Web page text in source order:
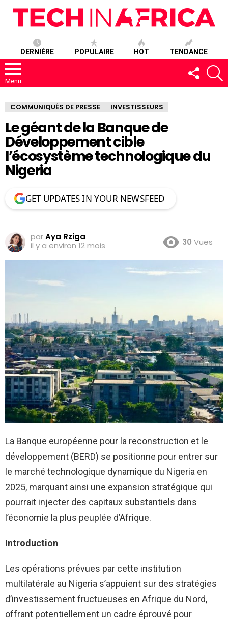
DERNIÈRE POPULAIRE HOT TENDANCE
Menu
SUIVEZ-
NOUS
COMMUNIQUÉS DE PRESSE INVESTISSEURS
Le géant de la Banque de
Développement cible
l’écosystème technologique du
Nigeria
GET UPDATES IN YOUR NEWSFEED
parAya Rziga
il y a environ 12 mois
30 Vues
La Banque européenne pour la reconstruction et le
développement (BERD) se positionne pour entrer sur
le marché technologique dynamique du Nigeria en
2025, marquant ainsi une expansion stratégique qui
pourrait injecter des capitaux substantiels dans
l’économie la plus peuplée d’Afrique.
Introduction
Les opérations prévues par cette institution
multilatérale au Nigeria s’appuient sur des stratégies
d’investissement fructueuses en Afrique du Nord,
offrant potentiellement un cadre éprouvé pour